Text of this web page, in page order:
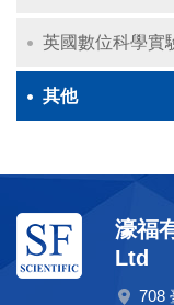
英國數位科學實
其他
濠福
Ltd
708